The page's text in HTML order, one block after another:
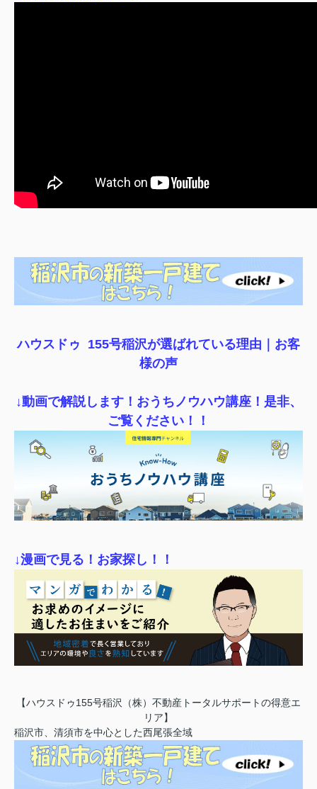
ハウスドゥ 155号稲沢が選ばれている理由｜ お客
様の声
↓動画で解説します！おうちノウハウ講座！是非、
ご覧ください！！
↓漫画で見る！お家探し！！
【ハウスドゥ155号稲沢（株）不動産トータルサポートの得意エ
リア】
稲沢市、清須市を中心とした西尾張全域